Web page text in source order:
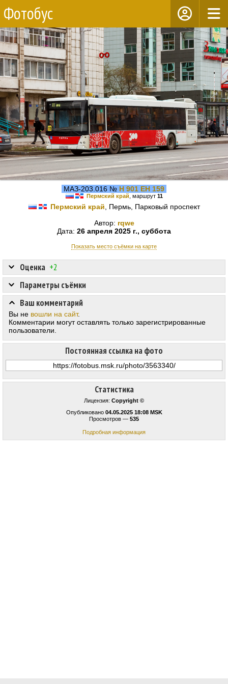
Фотобус
МАЗ-203.016 № Н 901 ЕН 159
Пермский край , маршрут 11
Пермский край , Пермь, Парковый проспект
Автор: rqwe
Дата: 26 апреля 2025 г., суббота
Показать место съёмки на карте
Статистика
Лицензия: Copyright ©
Опубликовано 04.05.2025 18:08 MSK
Просмотров — 535
Подробная информация
Оценка +2
Постоянная ссылка на фото
Параметры съёмки
Ваш комментарий
Вы не вошли на сайт.
Комментарии могут оставлять только зарегистрированные
пользователи.